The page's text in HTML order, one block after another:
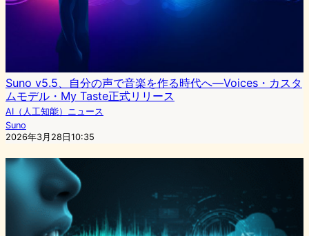
Suno v5.5、自分の声で音楽を作る時代へ—Voices・カスタ
ムモデル・My Taste正式リリース
AI（人工知能）ニュース
Suno
2026年3月28日10:35